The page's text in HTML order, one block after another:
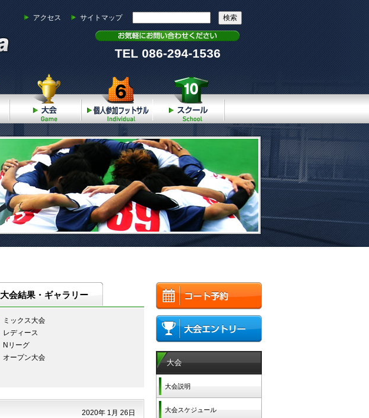
アクセス サイトマップ
TEL 086-294-1536
予約 大会 個人参加 スクール
大会結果・ギャラリー
ミックス大会
レディース
Nリーグ
オープン大会
2020年 1月 26日
大会
大会説明
大会スケジュール